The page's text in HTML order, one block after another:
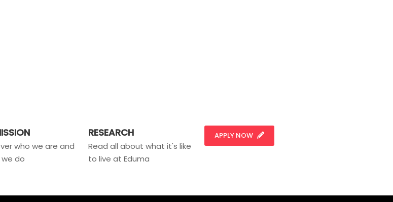
who we are and
do
RESEARCH
Read all about what it's like
to live at Eduma
APPLY NOW